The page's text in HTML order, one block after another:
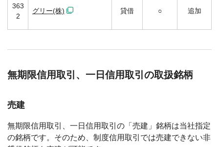
363
2
グリー(株) 貸借 ○ 追加
無期限信用取引、一日信用取引の取扱銘柄
売建
無期限信用取引、一日信用取引の「売建」銘柄は当社指定
の銘柄です。そのため、制度信用取引では売建できない非